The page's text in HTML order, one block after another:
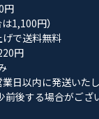
円
1,100円）
で送料無料
円
日以内に発送いた
後する場合がござ